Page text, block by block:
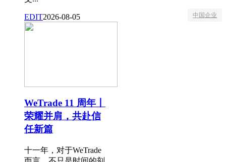
EDIT2026-08-05 中国企业
WeTrade 11 周年丨
荣耀并肩，共赴信
任新篇
十一年，对于WeTrade